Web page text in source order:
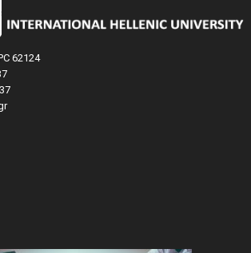
62124